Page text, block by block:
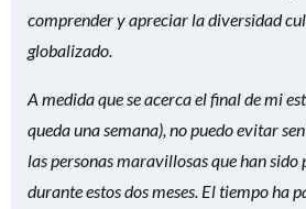
comprender y apreciar la diversidad
globalizado.
A medida que se acerca el final de mi
queda una semana), no puedo evitar
las personas maravillosas que han
durante estos dos meses. El tiempo ha